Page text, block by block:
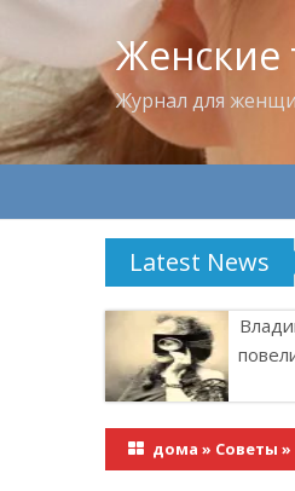
Женские
Журнал для
Latest News
дома » Советы »